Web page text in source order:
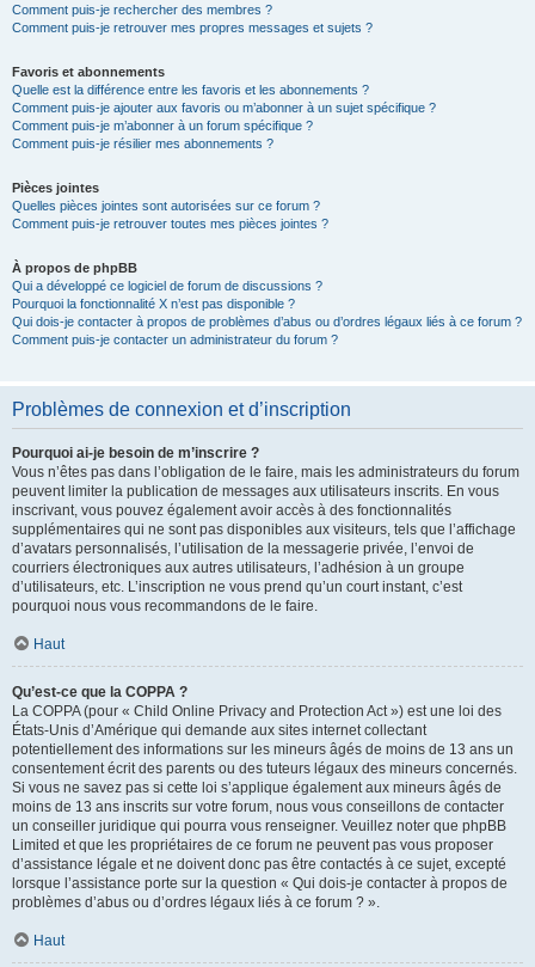
Comment puis-je rechercher des membres ?
Comment puis-je retrouver mes propres messages et sujets ?
Favoris et abonnements
Quelle est la différence entre les favoris et les abonnements ?
Comment puis-je ajouter aux favoris ou m’abonner à un sujet spécifique ?
Comment puis-je m’abonner à un forum spécifique ?
Comment puis-je résilier mes abonnements ?
Pièces jointes
Quelles pièces jointes sont autorisées sur ce forum ?
Comment puis-je retrouver toutes mes pièces jointes ?
À propos de phpBB
Qui a développé ce logiciel de forum de discussions ?
Pourquoi la fonctionnalité X n’est pas disponible ?
Qui dois-je contacter à propos de problèmes d’abus ou d’ordres légaux liés à ce forum ?
Comment puis-je contacter un administrateur du forum ?
Problèmes de connexion et d’inscription
Pourquoi ai-je besoin de m’inscrire ?
Vous n’êtes pas dans l’obligation de le faire, mais les administrateurs du forum
peuvent limiter la publication de messages aux utilisateurs inscrits. En vous
inscrivant, vous pouvez également avoir accès à des fonctionnalités
supplémentaires qui ne sont pas disponibles aux visiteurs, tels que l’affichage
d’avatars personnalisés, l’utilisation de la messagerie privée, l’envoi de
courriers électroniques aux autres utilisateurs, l’adhésion à un groupe
d’utilisateurs, etc. L’inscription ne vous prend qu’un court instant, c’est
pourquoi nous vous recommandons de le faire.
Haut
Qu’est-ce que la COPPA ?
La COPPA (pour « Child Online Privacy and Protection Act ») est une loi des
États-Unis d’Amérique qui demande aux sites internet collectant
potentiellement des informations sur les mineurs âgés de moins de 13 ans un
consentement écrit des parents ou des tuteurs légaux des mineurs concernés.
Si vous ne savez pas si cette loi s’applique également aux mineurs âgés de
moins de 13 ans inscrits sur votre forum, nous vous conseillons de contacter
un conseiller juridique qui pourra vous renseigner. Veuillez noter que phpBB
Limited et que les propriétaires de ce forum ne peuvent pas vous proposer
d’assistance légale et ne doivent donc pas être contactés à ce sujet, excepté
lorsque l’assistance porte sur la question « Qui dois-je contacter à propos de
problèmes d’abus ou d’ordres légaux liés à ce forum ? ».
Haut